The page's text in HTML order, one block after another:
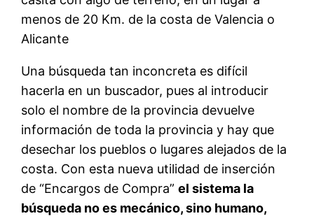
menos de 20 Km. de la costa de Valencia o
Alicante
Una búsqueda tan inconcreta es difícil
hacerla en un buscador, pues al introducir
solo el nombre de la provincia devuelve
información de toda la provincia y hay que
desechar los pueblos o lugares alejados de la
costa. Con esta nueva utilidad de inserción
de “Encargos de Compra”el sistema la
búsqueda no es mecánico, sino humano,